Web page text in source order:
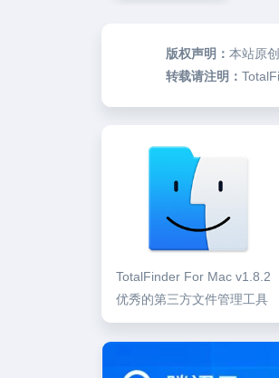
版权声明： 本站原
转载请注明：
TotalFinder For Mac v1.8.2
优秀的第三方文件管理工具